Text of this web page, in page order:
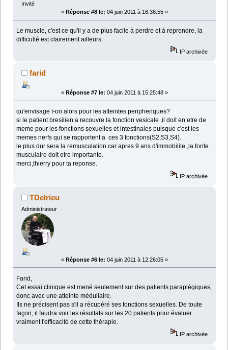
Invité
« Réponse #8 le: 04 juin 2011 à 16:38:55 »
Le muscle, c'est ce qu'il y a de plus facile à perdre et à reprendre, la
difficulté est clairement ailleurs.
IP archivée
farid
« Réponse #7 le: 04 juin 2011 à 15:25:48 »
qu'envisage t-on alors pour les atteintes peripheriques?
si le patient bresilien a recouvre la fonction vesicale ,il doit en etre de
meme pour les fonctions sexuelles et intestinales puisque c'est les
memes nerfs qui se rapportent a ces 3 fonctions(S2;S3,S4).
le plus dur sera la remusculation car apres 9 ans d'immobilite ,la fonte
musculaire doit etre importante.
merci,thierry pour ta reponse.
IP archivée
TDelrieu
Administrateur
« Réponse #6 le: 04 juin 2011 à 12:26:05 »
Farid,
Cet essai clinique est mené seulement sur des patients paraplégiques,
donc avec une atteinte médullaire.
Ils ne précisent pas s'il a récupéré ses fonctions sexuelles. De toute
façon, il faudra voir les résultats sur les 20 patients pour évaluer
vraiment l'efficacité de cette thérapie.
IP archivée